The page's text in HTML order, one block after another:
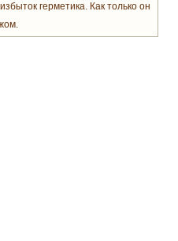
герметика. Как только он